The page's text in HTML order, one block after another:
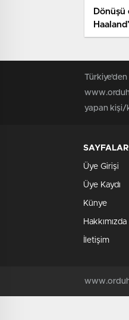
yapan kişi/
SAYFALAR
Üye Girişi
Üye Kaydı
Künye
Hakkımızda
İletişim